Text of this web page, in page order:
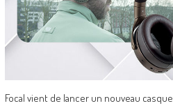
Focal vient de lancer un nouveau